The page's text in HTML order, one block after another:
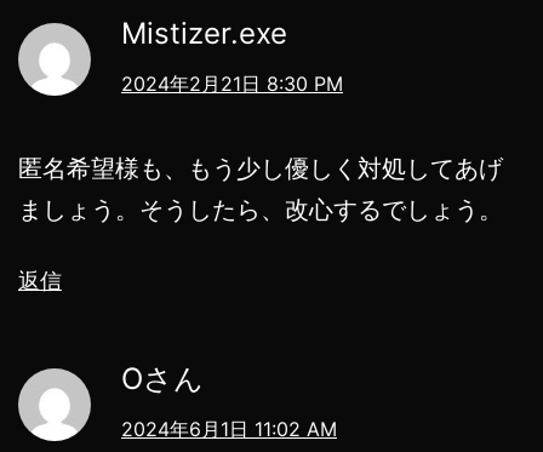
Mistizer.exe
2024年2月21日 8:30 PM
匿名希望様も、もう少し優しく対処してあげ
ましょう。そうしたら、改心するでしょう。
返信
Oさん
2024年6月1日 11:02 AM